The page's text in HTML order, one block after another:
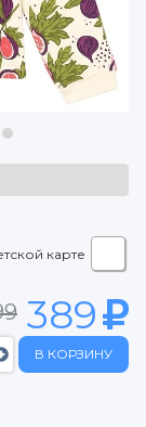
карте
389
В КОРЗИНУ